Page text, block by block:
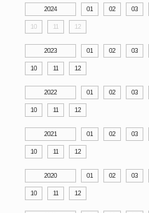
2024 01 02 03
10 11 12
2023 01 02 03
10 11 12
2022 01 02 03
10 11 12
2021 01 02 03
10 11 12
2020 01 02 03
10 11 12